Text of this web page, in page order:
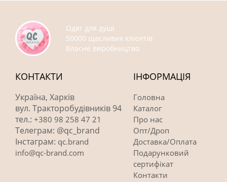
Одяг для душі
50000 щасливих клієнтів
Власне виробництво
КОНТАКТИ
Україна, Харків
вул. Тракторобудівників 94
тел.: +380 98 258 47 21
Телеграм: @qc_brand
Інстаграм: qc.brand
info@qc-brand.com
ІНФОРМАЦІЯ
Головна
Каталог
Про нас
Опт/Дроп
Доставка/Оплата
Подарунковий
сертифікат
Контакти